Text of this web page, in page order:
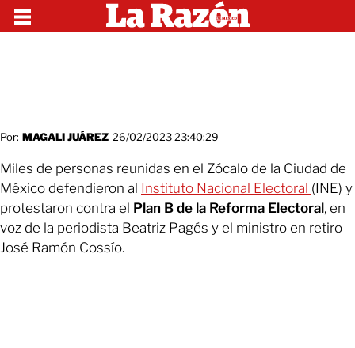
Por: MAGALI JUÁREZ 26/02/2023 23:40:29
Miles de personas reunidas en el Zócalo de la Ciudad de
México defendieron al Instituto Nacional Electoral (INE) y
protestaron contra el Plan B de la Reforma Electoral, en
voz de la periodista Beatriz Pagés y el ministro en retiro
José Ramón Cossío.